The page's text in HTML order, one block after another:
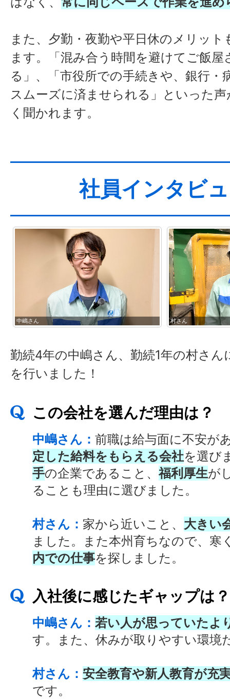
また、夕勤・夜勤や平日休のメリッ
ます。「混み合う時間を避けてご飯屋
る」、「市役所での手続きや、銀行・
スムーズに済ませられる」といった
く聞かれます。
社員インタビ
中嶋さん 村さん
勤続4年の中嶋さん、勤続1年の村さん
を行いました！
この会社を選んだ理由は？
中嶋さん：前職は給与面に不安が
定した給料をもらえる会社を選び
手の企業であること、福利厚生が
ることも理由に選びました。
村さん： 家から近いこと、 大きい
ました。また本州育ちなので、寒
内での仕事を探しました。
入社後に感じたギャップは？
中嶋さん：若い人が思っていたよ
す。また、休みが取りやすい環境
村さん：安全教育や新人教育が充
です。